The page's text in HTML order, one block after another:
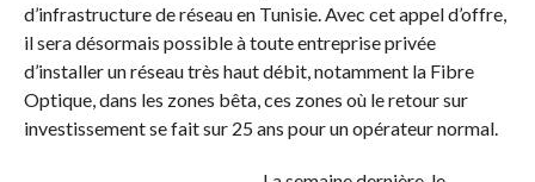
d’infrastructure de réseau en Tunisie. Avec cet appel d’offre,
il sera désormais possible à toute entreprise privée
d’installer un réseau très haut débit, notamment la Fibre
Optique, dans les zones bêta, ces zones où le retour sur
investissement se fait sur 25 ans pour un opérateur normal.